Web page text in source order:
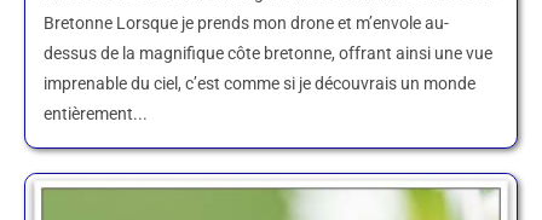
Bretonne Lorsque je prends mon drone et m’envole au-
dessus de la magnifique côte bretonne, offrant ainsi une vue
imprenable du ciel, c’est comme si je découvrais un monde
entièrement...